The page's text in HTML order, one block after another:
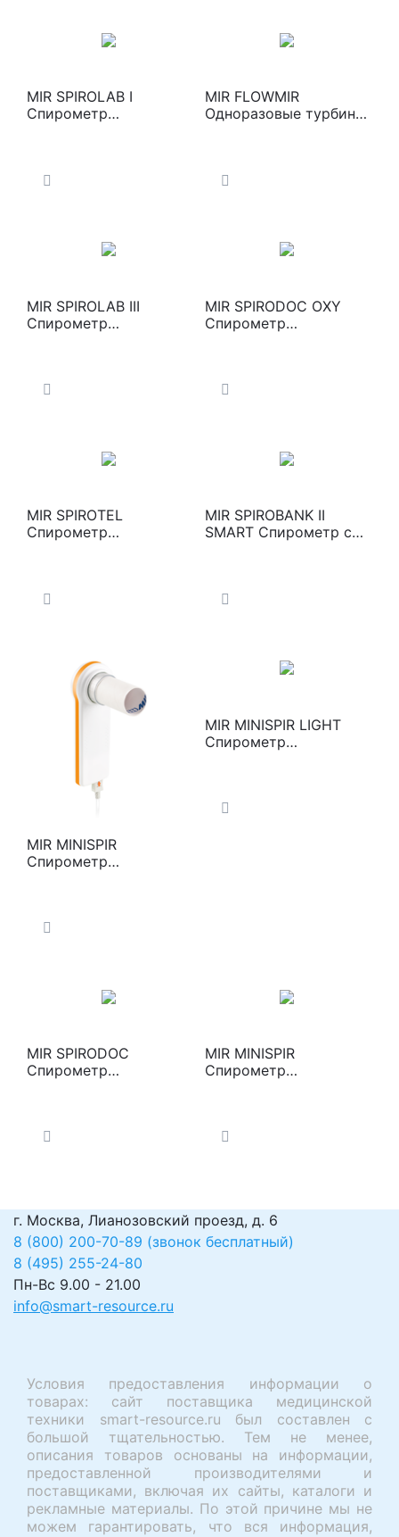
MIR SPIROLAB I
Спирометр
MIR FLOWMIR
Одноразовые турбины
MIR SPIROLAB III
Спирометр
MIR SPIRODOC OXY
Спирометр
MIR SPIROTEL
Спирометр
MIR SPIROBANK II
SMART Спирометр с
MIR MINISPIR
Спирометр
MIR MINISPIR LIGHT
Спирометр
MIR SPIRODOC
Спирометр
MIR MINISPIR
Спирометр
г. Москва, Лианозовский проезд, д. 6
8 (800) 200-70-89 (звонок бесплатный)
8 (495) 255-24-80
Пн-Вс 9.00 - 21.00
info@smart-resource.ru
Условия предоставления информации о
товарах: сайт поставщика медицинской
техники smart-resource.ru был составлен с
большой тщательностью. Тем не менее,
описания товаров основаны на информации,
предоставленной производителями и
поставщиками, включая их сайты, каталоги и
рекламные материалы. По этой причине мы не
можем гарантировать, что вся информация,